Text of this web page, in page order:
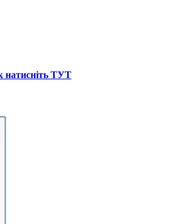
натисніть ТУТ